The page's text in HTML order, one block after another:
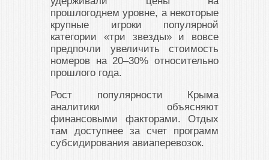
прошлогоднем уровне, а некоторые
крупные игроки популярной
категории «три звезды» и вовсе
предпочли увеличить стоимость
номеров на 20–30% относительно
прошлого года.
Рост популярности Крыма
аналитики объясняют
финансовыми факторами. Отдых
там доступнее за счет программ
субсидирования авиаперевозок.